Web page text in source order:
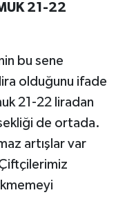
21-22
bu sene
olduğunu ifade
21-22 liradan
de ortada.
artışlar var